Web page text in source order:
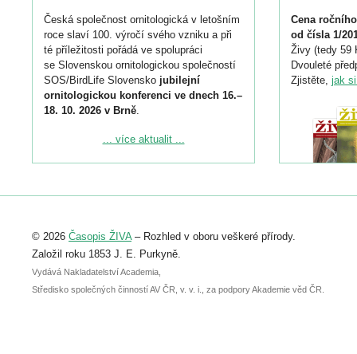
Česká společnost ornitologická v letošním
roce slaví 100. výročí svého vzniku a při
té příležitosti pořádá ve spolupráci
se Slovenskou ornitologickou společností
SOS/BirdLife Slovensko jubilejní
ornitologickou konferenci ve dnech 16.–
18. 10. 2026 v Brně.
Podrobnější informace ke konferenci
Registrovat se můžete do 6. září.
abstraktu přihlášené přednášky nebo
posteru je už 30. června.
... více aktualit ...
Cena
od čísla 1/
Živy (tedy 59
Dvouleté
Zjistěte, jak
© 2026 Časopis ŽIVA– Rozhled v oboru veškeré přírody.
Založil roku 1853 J. E. Purkyně.
Vydává Nakladatelství Academia,
Středisko společných činností AV ČR, v. v. i., za podpory Akademie věd ČR.